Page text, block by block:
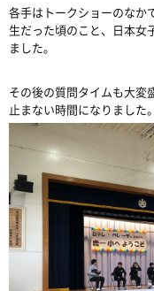
各手はトークショーのなか
生だった頃のこと、日本女
ました。
その後の質問タイムも大変
止まない時間になりました。